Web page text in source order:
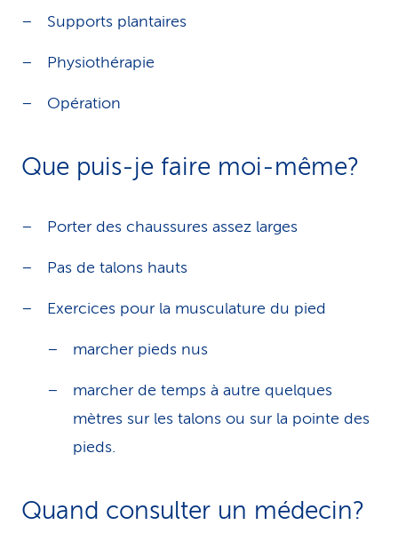
Supports plantaires
Physiothérapie
Opération
Que puis-je faire moi-même?
Porter des chaussures assez larges
Pas de talons hauts
Exercices pour la musculature du pied
marcher pieds nus
marcher de temps à autre quelques
mètres sur les talons ou sur la pointe des
pieds.
Quand consulter un médecin?